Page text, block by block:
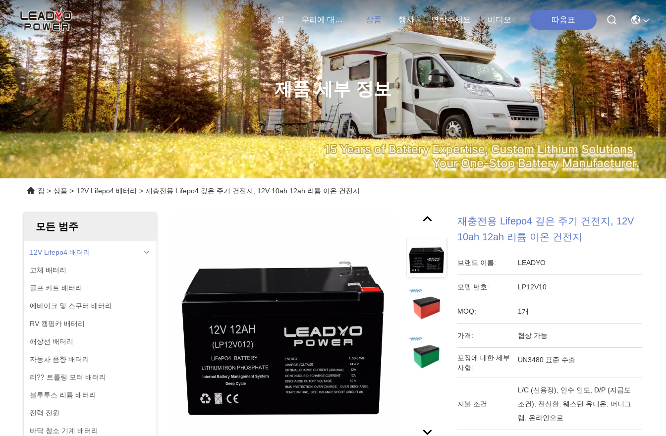
집 우리에 대하여 상품 행사 연락주세요 비디오 따옴표
제품 세부 정보
집 > 상품 > 12V Lifepo4 배터리 > 재충전용 Lifepo4 깊은 주기 건전지, 12V 10ah 12ah 리튬 이온 건전지
모든 범주
12V Lifepo4 배터리
고체 배터리
골프 카트 배터리
에바이크 및 스쿠터 배터리
RV 캠핑카 배터리
해상선 배터리
자동차 음향 배터리
리?? 트롤링 모터 배터리
블루투스 리튬 배터리
전력 전원
바닥 청소 기계 배터리
재충전용 Lifepo4 깊은 주기 건전지, 12V
10ah 12ah 리튬 이온 건전지
브랜드 이름: LEADYO
모델 번호: LP12V10
MOQ: 1개
가격: 협상 가능
포장에 대한 세부
사항:
UN3480 표준 수출
지불 조건:
L/C (신용장), 인수 인도, D/P (지급도
조건), 전신환, 웨스턴 유니온, 머니그
램, 온라인으로